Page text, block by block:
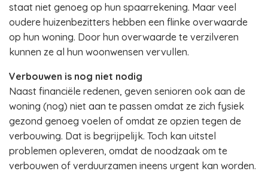
staat niet genoeg op hun spaarrekening. Maar veel
oudere huizenbezitters hebben een flinke overwaarde
op hun woning. Door hun overwaarde te verzilveren
kunnen ze al hun woonwensen vervullen.
Verbouwen is nog niet nodig
Naast financiële redenen, geven senioren ook aan de
woning (nog) niet aan te passen omdat ze zich fysiek
gezond genoeg voelen of omdat ze opzien tegen de
verbouwing. Dat is begrijpelijk. Toch kan uitstel
problemen opleveren, omdat de noodzaak om te
verbouwen of verduurzamen ineens urgent kan worden.